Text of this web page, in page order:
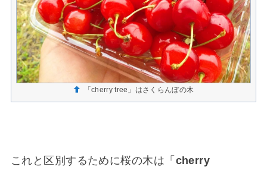
「cherry tree」はさくらんぼの木
これと区別するために桜の木は「 cherry